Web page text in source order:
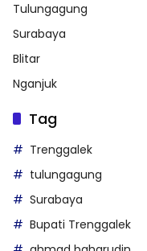
Tulungagung
Surabaya
Blitar
Nganjuk
Tag
Trenggalek
tulungagung
Surabaya
Bupati Trenggalek